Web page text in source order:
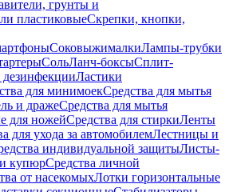
грунты и
пластиковыеСкрепки, кнопки,
СоковыжималкиЛампы-трубки
СольЛанч-боксыСплит-
дезинфекцииЛастики
для минимоекСредства для мытья
и дражеСредства для мытья
для ножейСредства для стиркиЛенты
для ухода за автомобилемЛестницы и
индивидуальной защитыЛисты-
купюрСредства личной
от насекомыхЛотки горизонтальные